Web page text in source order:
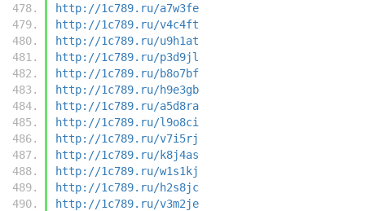
http://1c789.ru/a7w3fe
http://1c789.ru/v4c4ft
http://1c789.ru/u9h1at
http://1c789.ru/p3d9jl
http://1c789.ru/b8o7bf
http://1c789.ru/h9e3gb
http://1c789.ru/a5d8ra
http://1c789.ru/l9o8ci
http://1c789.ru/v7i5rj
http://1c789.ru/k8j4as
http://1c789.ru/w1s1kj
http://1c789.ru/h2s8jc
http://1c789.ru/v3m2je